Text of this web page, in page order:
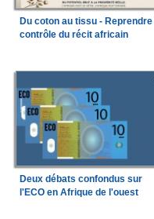
Du coton au tissu - Reprendre
contrôle du récit africain
Deux débats confondus sur
l'ECO en Afrique de l'ouest